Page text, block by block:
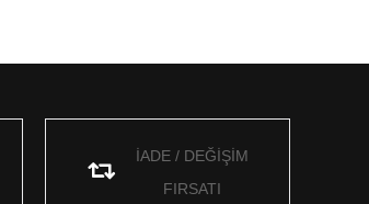
İADE / DEĞİŞİM
FIRSATI